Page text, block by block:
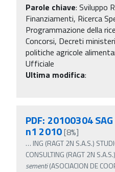
Parole chiave: Sviluppo
Finanziamenti, Ricerca
Programmazione della
Concorsi, Decreti
politiche agricole
Ufficiale
Ultima modifica:
PDF: 20100304
n1 2010[8%]
… ING (RAGT 2N S.A.S.)
CONSULTING (RAGT 2N
sementi(ASOCIACION DE